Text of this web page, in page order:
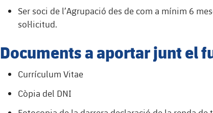
Ser soci de l’Agrupació des de com a mínim 6
sol·licitud.
Documents a aportar junt el
Currículum Vitae
Còpia del DNI